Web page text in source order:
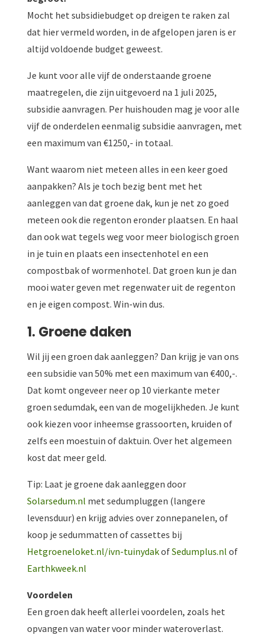
Mocht het subsidiebudget op dreigen te raken zal
dat hier vermeld worden, in de afgelopen jaren is er
altijd voldoende budget geweest.
Je kunt voor alle vijf de onderstaande groene
maatregelen, die zijn uitgevoerd na 1 juli 2025,
subsidie aanvragen. Per huishouden mag je voor alle
vijf de onderdelen eenmalig subsidie aanvragen, met
een maximum van €1250,- in totaal.
Want waarom niet meteen alles in een keer goed
aanpakken? Als je toch bezig bent met het
aanleggen van dat groene dak, kun je net zo goed
meteen ook die regenton eronder plaatsen. En haal
dan ook wat tegels weg voor meer biologisch groen
in je tuin en plaats een insectenhotel en een
compostbak of wormenhotel. Dat groen kun je dan
mooi water geven met regenwater uit de regenton
en je eigen compost. Win-win dus.
1. Groene daken
Wil jij een groen dak aanleggen? Dan krijg je van ons
een subsidie van 50% met een maximum van €400,-.
Dat komt ongeveer neer op 10 vierkante meter
groen sedumdak, een van de mogelijkheden. Je kunt
ook kiezen voor inheemse grassoorten, kruiden of
zelfs een moestuin of daktuin. Over het algemeen
kost dat meer geld.
Tip: Laat je groene dak aanleggen door
Solarsedum.nl met sedumpluggen (langere
levensduur) en krijg advies over zonnepanelen, of
koop je sedummatten of cassettes bij
Hetgroeneloket.nl/ivn-tuinydakofSedumplus.nl of
Earthkweek.nl
Voordelen
Een groen dak heeft allerlei voordelen, zoals het
opvangen van water voor minder wateroverlast.